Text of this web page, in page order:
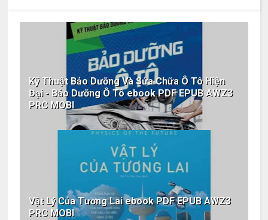
Kỹ Thuật Bảo Dưỡng Và Sửa Chữa Ô Tô Hiện
Đại - Bảo Dưỡng Ô Tô ebook PDF EPUB AWZ3
PRC MOBI
Vật Lý Của Tương Lai ebook PDF EPUB AWZ3
PRC MOBI